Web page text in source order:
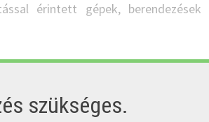
érintett gépek, berendezések
szükséges.